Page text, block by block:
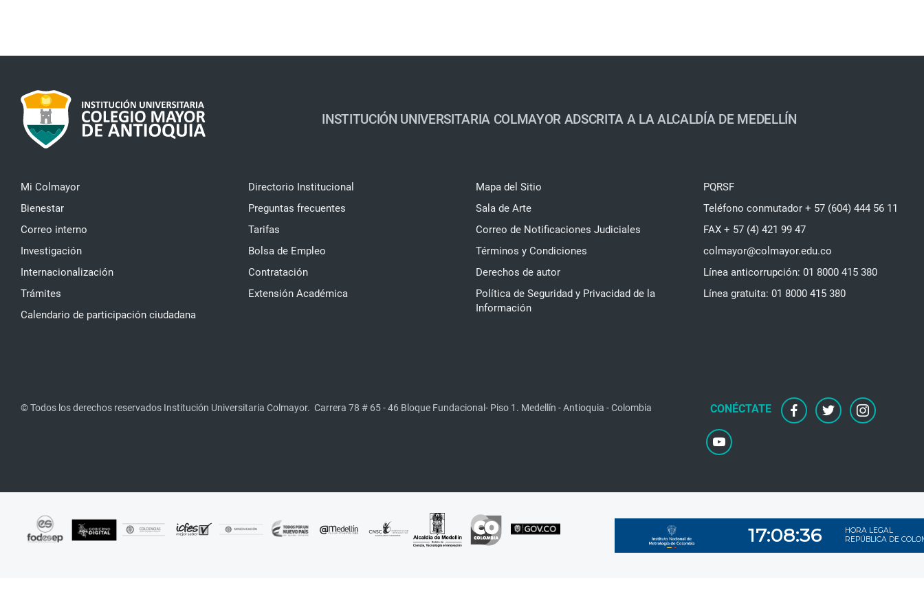
INSTITUCIÓN UNIVERSITARIA COLMAYOR ADSCRITA A LA ALCALDÍA DE MEDELLÍN
Mi Colmayor
Bienestar
Correo interno
Investigación
Internacionalización
Trámites
Calendario de participación ciudadana
Directorio Institucional
Preguntas frecuentes
Tarifas
Bolsa de Empleo
Contratación
Extensión Académica
Mapa del Sitio
Sala de Arte
Correo de Notificaciones Judiciales
Términos y Condiciones
Derechos de autor
Política de Seguridad y Privacidad de la
Información
PQRSF
Teléfono conmutador + 57 (604) 444 56 11
FAX + 57 (4) 421 99 47
colmayor@colmayor.edu.co
Línea anticorrupción: 01 8000 415 380
Línea gratuita: 01 8000 415 380
© Todos los derechos reservados Institución Universitaria Colmayor. Carrera 78 # 65 - 46 Bloque Fundacional- Piso 1. Medellín - Antioquia - Colombia facebooktwitter instagram
youtube